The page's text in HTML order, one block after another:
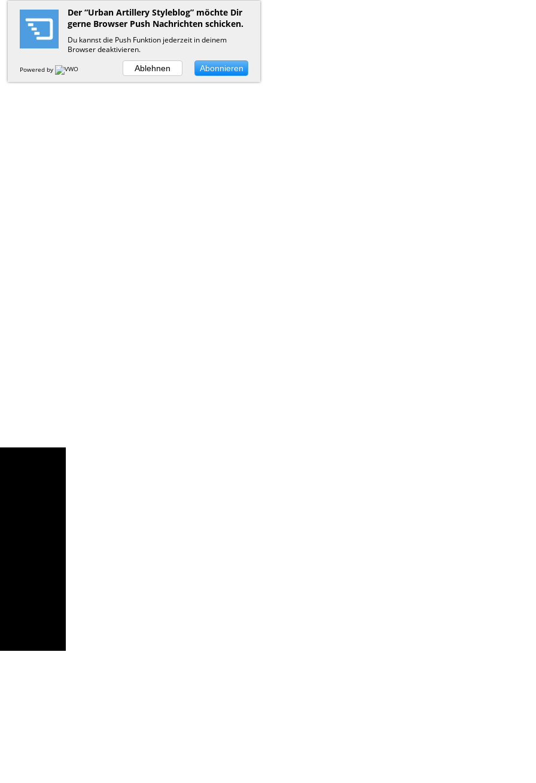
Der “Urban Artillery Styleblog” möchte Dir
gerne Browser Push Nachrichten schicken.
Du kannst die Push Funktion jederzeit in deinem
Browser deaktivieren.
Powered by Ablehnen Abonnieren